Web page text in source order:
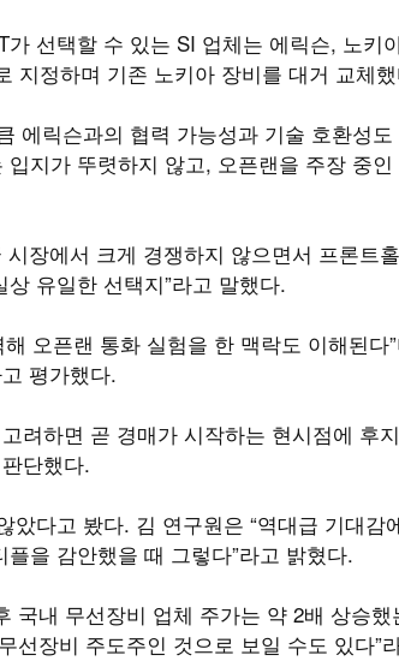
선택할 수 있는 SI 업체는 에릭슨, 노키
지정하며 기존 노키아 장비를 대거 교체
에릭슨과의 협력 가능성과 기술 호환성
지가 뚜렷하지 않고, 오픈랜을 주장 중
장에서 크게 경쟁하지 않으면서 프론트
유일한 선택지”라고 말했다.
오픈랜 통화 실험을 한 맥락도 이해된다
평가했다.
려하면 곧 경매가 시작하는 현시점에 후
단했다.
다고 봤다. 김 연구원은 “역대급 기대감
을 감안했을 때 그렇다”라고 밝혔다.
국내 무선장비 업체 주가는 약 2배 상승
선장비 주도주인 것으로 보일 수도 있다”